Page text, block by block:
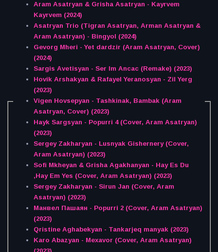
Aram Asatryan & Grisha Asatryan - Kayrvem
Kayrvem (2024)
Asatryan Trio (Tigran Asatryan, Arman Asatryan &
Aram Asatryan) - Bingyol (2024)
Gevorg Mheri - Yet dardzir (Aram Asatryan, Cover)
(2024)
Sargis Avetisyan - Ser Im Ancac (Remake) (2023)
Hovik Arshakyan & Rafayel Yeranosyan - Zil Yerg
(2023)
Vigen Hovsepyan - Tashkinak, Bambak (Aram
Asatryan, Cover) (2023)
Hayk Sargsyan - Popurri 4 (Cover, Aram Asatryan)
(2023)
Sergey Zakharyan - Lusnyak Gishernery (Cover,
Aram Asatryan) (2023)
Sofi Mkheyan & Grisha Agakhanyan - Hay Es Du
,Hay Em Yes (Cover, Aram Asatryan) (2023)
Sergey Zakharyan - Sirun Jan (Cover, Aram
Asatryan) (2023)
Манвел Пашаян - Popurri 2 (Cover, Aram Asatryan)
(2023)
Qristine Aghabekyan - Tankarjeq manyak (2023)
Karo Abazyan - Mexavor (Cover, Aram Asatryan)